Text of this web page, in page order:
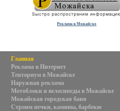
Реклама в Можайске
Главная
Реклама в Интернет
Тенториум в Можайске
Наружная реклама
Мотоблоки и велосипеды в Можайске
Можайская городская баня
Строим печки, камины, барбекю